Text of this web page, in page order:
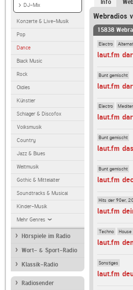
DJ-Mix
Konzerte & Live-Musik
Pop
Dance
Black Music
Rock
Oldies
Künstler
Schlager & Discofox
Volksmusik
Country
Jazz & Blues
Weltmusik
Gothic & Mittelalter
Soundtracks & Musical
Kinder-Musik
Mehr Genres
Hörspiele im Radio
Wort- & Sport-Radio
Klassik-Radio
Radiosender
Info
Webradios
15838
Electro
laut.fm
Bunt gemischt
laut.fm
Electro
laut.fm
Bunt gemischt
laut.fm
Bunt gemischt
laut.fm
Hits der 90er,
laut.fm
Techno House
laut.fm
Sonstiges
laut.fm